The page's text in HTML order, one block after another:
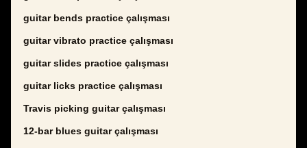
guitar bends practice çalışması
guitar vibrato practice çalışması
guitar slides practice çalışması
guitar licks practice çalışması
Travis picking guitar çalışması
12-bar blues guitar çalışması